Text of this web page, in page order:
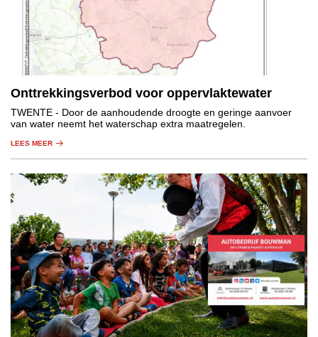
Onttrekkingsverbod voor oppervlaktewater
TWENTE - Door de aanhoudende droogte en geringe aanvoer
van water neemt het waterschap extra maatregelen.
LEES MEER